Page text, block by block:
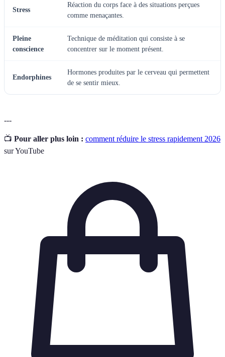
Stress
Réaction du corps face à des situations perçues
comme menaçantes.
Pleine
conscience
Technique de méditation qui consiste à se
concentrer sur le moment présent.
Endorphines
Hormones produites par le cerveau qui permettent
de se sentir mieux.
---
📺 Pour aller plus loin : comment réduire le stress rapidement 2026
sur YouTube